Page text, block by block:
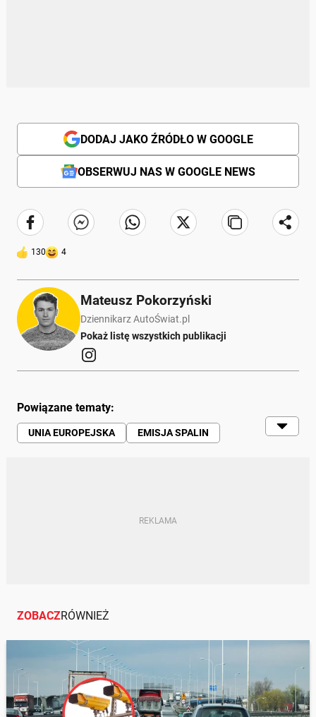
DODAJ JAKO ŹRÓDŁO W GOOGLE
OBSERWUJ NAS W GOOGLE NEWS
130 4
Mateusz Pokorzyński
Dziennikarz AutoŚwiat.pl
Pokaż listę wszystkich publikacji
Powiązane tematy:
UNIA EUROPEJSKA
EMISJA SPALIN
ZOBACZRÓWNIEŻ